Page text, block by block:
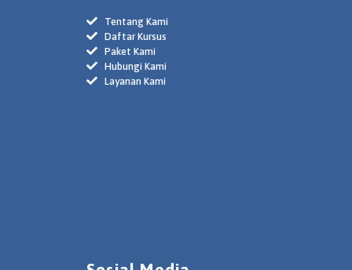
Tentang Kami
Daftar Kursus
Paket Kami
Hubungi Kami
Layanan Kami